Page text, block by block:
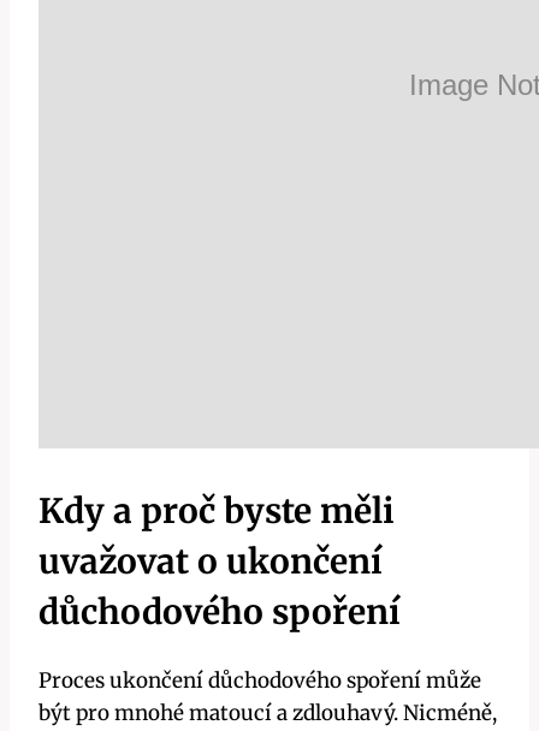
Kdy a proč byste měli
uvažovat o ukončení
důchodového spoření
Proces ukončení důchodového spoření může
být pro mnohé matoucí a zdlouhavý. Nicméně,